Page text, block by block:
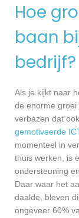
Hoe
baan
bedrijf?
Als je kijkt naar
de enorme
verbazen dat
gemotiveerde
momenteel in
thuis werken, is
ondersteuning
Daar waar het
daalde, bleven
ongeveer 60%